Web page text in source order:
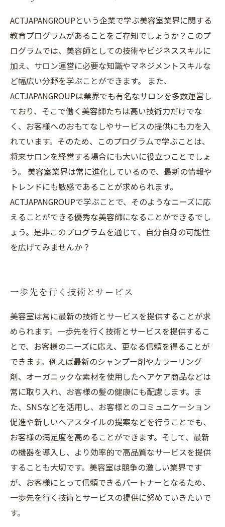
ACTJAPANGROUPという企業で学ぶ美容室業界に関する
教育プログラムがあることをご存知でしょうか？このプ
ログラムでは、美容師としての技術やビジネススキルに
加え、サロン運営に必要な知識やマネジメントスキルな
ど幅広い分野を学ぶことができます。 また、
ACTJAPANGROUPは業界でも有名なサロンを多数運営し
ており、そこで働く美容師たちは高い技術力だけでな
く、お客様へのおもてなしやサービスの提供にも力を入
れています。そのため、このプログラムで学ぶことは、
将来サロンを経営する場合にも大いに役立つことでしょ
う。 美容室業界は常に進化しているので、最新の情報や
トレンドにも敏感であることが求められます。
ACTJAPANGROUPで学ぶことで、そのようなニーズに応
えることができる優秀な美容師になることができるでし
ょう。是非このプログラムを通じて、自分自身の可能性
を広げてみませんか？
一歩先を行く技術とサービス
美容室は常に最新の技術とサービスを提供することが求
められます。一歩先を行く技術とサービスを提供するこ
とで、お客様のニーズに応え、更なる信頼を得ることが
できます。例えば最新のシャンプー剤やカラーリング
剤、オーガニックな素材を使用したヘアケア商品などは
常に取り入れ、お客様の髪の健康にも配慮します。ま
た、SNSなどを活用し、お客様とのコミュニケーション
促進や新しいヘアスタイルの提案などを行うことでも、
お客様の満足度を高めることができます。そして、最新
の機器を導入し、より効率的で高品質なサービスを提供
することも大切です。美容室は競争の激しい業界です
が、お客様にとって信頼できるパートナーとなるため、
一歩先を行く技術とサービスの提供に努めていきたいで
す。